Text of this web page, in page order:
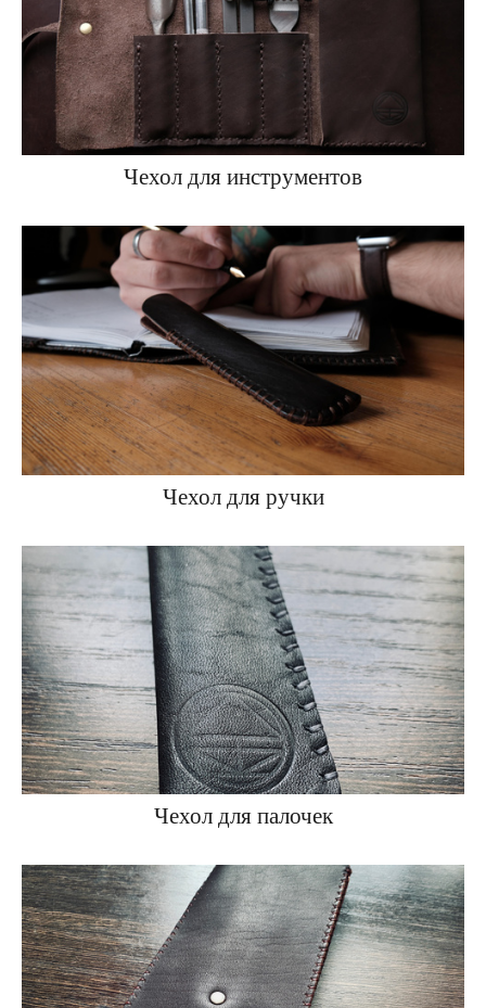
Чехол для инструментов
Чехол для ручки
Чехол для палочек